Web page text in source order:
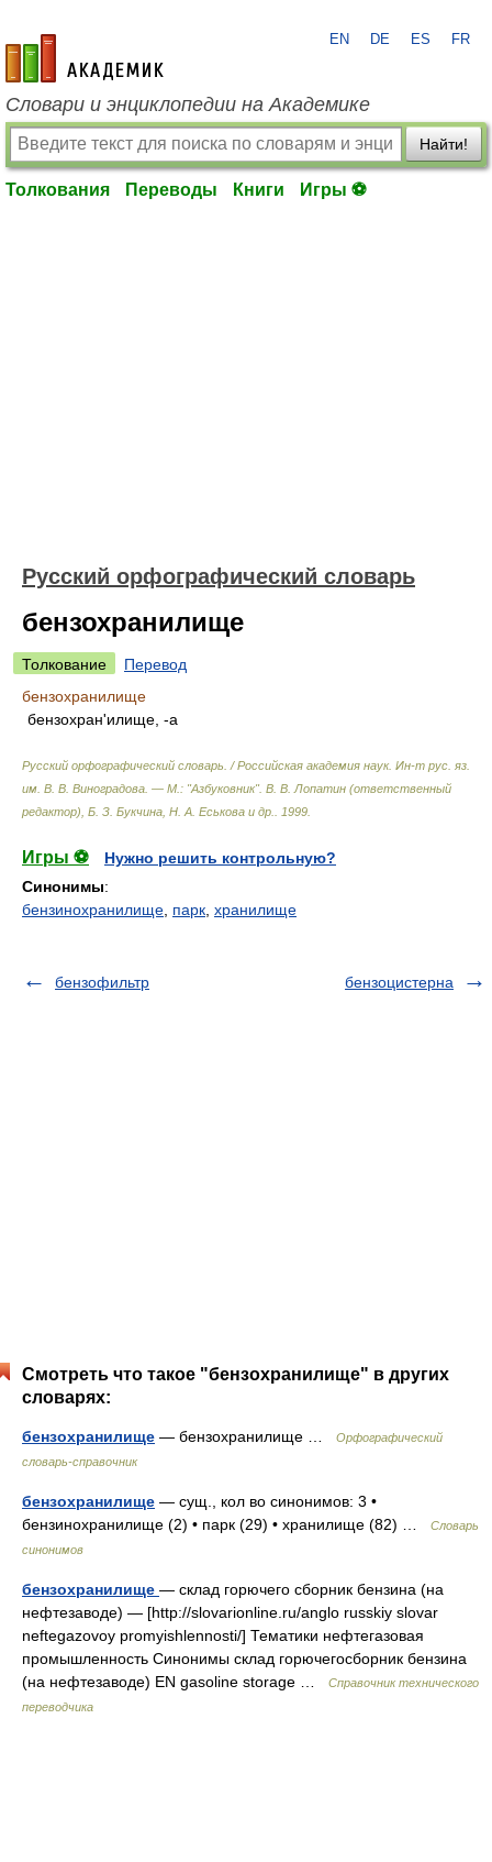
academic.ru
EN DE ES FR
Словари и энциклопедии на Академике
Найти!
Толкования Переводы Книги Игры ⚽
Русский орфографический словарь
бензохранилище
Толкование
Перевод
бензохранилище
бензохран'илище, -а
Русский орфографический словарь. / Российская академия наук. Ин-т рус. яз.
им. В. В. Виноградова. — М.: "Азбуковник". В. В. Лопатин (ответственный
редактор), Б. З. Букчина, Н. А. Еськова и др.
1999
Игры ⚽
Нужно решить контрольную?
Синонимы:
бензинохранилище парк хранилище
бензофильтр бензоцистерна
Смотреть что такое "бензохранилище" в других
словарях:
бензохранилище — бензохранилище …
Орфографический
словарь-справочник
бензохранилище — сущ., кол во синонимов: 3 •
бензинохранилище (2) • парк (29) • хранилище (82) …
Словарь
синонимов
бензохранилище — склад горючего сборник бензина (на
нефтезаводе) — [http://slovarionline.ru/anglo russkiy slovar
neftegazovoy promyishlennosti/] Тематики нефтегазовая
промышленность Синонимы склад горючегосборник бензина
(на нефтезаводе) EN gasoline storage …
Справочник технического
переводчика